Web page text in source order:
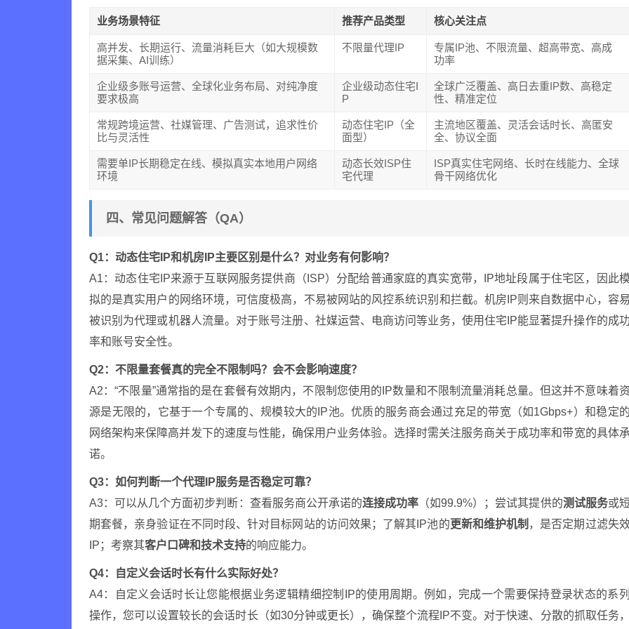
业务场景特征 推荐产品类型 核心关注点
高并发、长期运行、流量消耗巨大（如大规模数
据采集、AI训练）
不限量代理IP
专属IP池、不限流量、超高带宽、高成
功率
企业级多账号运营、全球化业务布局、对纯净度
要求极高
企业级动态住宅I
P
全球广泛覆盖、高日去重IP数、高稳定
性、精准定位
常规跨境运营、社媒管理、广告测试，追求性价
比与灵活性
动态住宅IP（全
面型）
主流地区覆盖、灵活会话时长、高匿安
全、协议全面
需要单IP长期稳定在线、模拟真实本地用户网络
环境
动态长效ISP住
宅代理
ISP真实住宅网络、长时在线能力、全球
骨干网络优化
四、常见问题解答（QA）
Q1：动态住宅IP和机房IP主要区别是什么？对业务有何影响？
A1：动态住宅IP来源于互联网服务提供商（ISP）分配给普通家庭的真实宽带，IP地址段属于住宅区，因此
拟的是真实用户的网络环境，可信度极高，不易被网站的风控系统识别和拦截。机房IP则来自数据中心，容
被识别为代理或机器人流量。对于账号注册、社媒运营、电商访问等业务，使用住宅IP能显著提升操作的成
率和账号安全性。
Q2：不限量套餐真的完全不限制吗？会不会影响速度？
A2：“不限量”通常指的是在套餐有效期内，不限制您使用的IP数量和不限制流量消耗总量。但这并不意味着
源是无限的，它基于一个专属的、规模较大的IP池。优质的服务商会通过充足的带宽（如1Gbps+）和稳定
网络架构来保障高并发下的速度与性能，确保用户业务体验。选择时需关注服务商关于成功率和带宽的具体
诺。
Q3：如何判断一个代理IP服务是否稳定可靠？
A3：可以从几个方面初步判断：查看服务商公开承诺的连接成功率 （如99.9%）；尝试其提供的测试服务或
期套餐，亲身验证在不同时段、针对目标网站的访问效果；了解其IP池的更新和维护机制 ，是否定期过滤失
IP；考察其客户口碑和技术支持的响应能力。
Q4：自定义会话时长有什么实际好处？
A4：自定义会话时长让您能根据业务逻辑精细控制IP的使用周期。例如，完成一个需要保持登录状态的系
操作，您可以设置较长的会话时长（如30分钟或更长），确保整个流程IP不变。对于快速、分散的抓取任务